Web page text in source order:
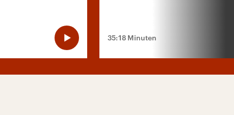
35:18 Minuten